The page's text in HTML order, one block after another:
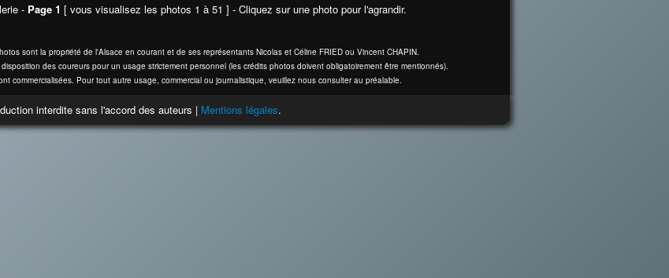
- Page 1 [ vous visualisez les photos 1 à 51 ] - Cliquez sur une photo pour l'agrandir.
sont la propriété de l'Alsace en courant et de ses représentants Nicolas et Céline FRIED ou Vincent CHAPIN.
des coureurs pour un usage strictement personnel (les crédits photos doivent obligatoirement être mentionnés).
commercialisées. Pour tout autre usage, commercial ou journalistique, veuillez nous consulter au préalable.
interdite sans l'accord des auteurs | Mentions légales.